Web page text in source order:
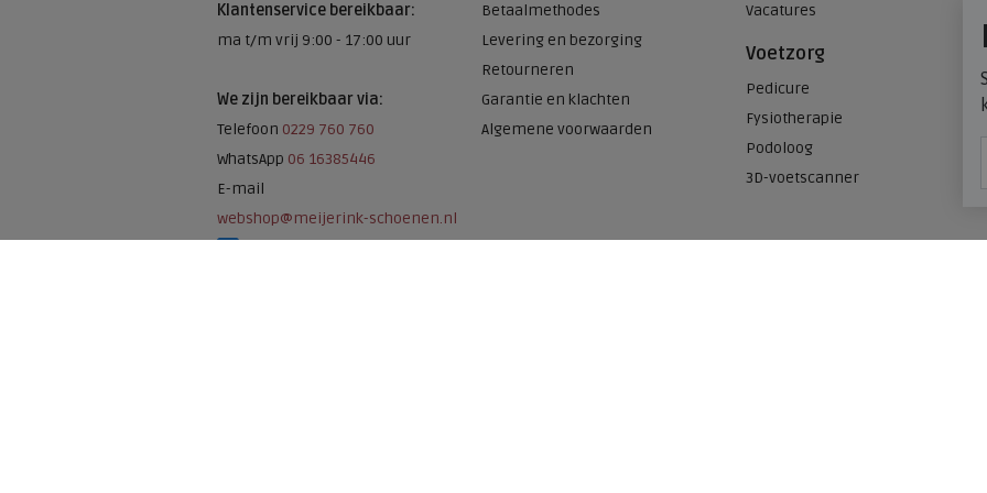
Klantenservice bereikbaar:
ma t/m vrij 9:00 - 17:00 uur
We zijn bereikbaar via:
Telefoon 0229 760 760
WhatsApp 06 16385446
E-mail
webshop@meijerink-schoenen.nl
Betaalmethodes
Levering en bezorging
Retourneren
Garantie en klachten
Algemene voorwaarden
Vacatures
Voetzorg
Pedicure
Fysiotherapie
Podoloog
3D-voetscanner